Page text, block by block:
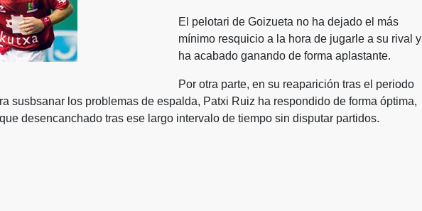
El pelotari de Goizueta no ha dejado el más
mínimo resquicio a la hora de jugarle a su rival y
ha acabado ganando de forma aplastante.
Por otra parte, en su reaparición tras el periodo
susbsanar los problemas de espalda, Patxi Ruiz ha respondido de forma óptima,
desencanchado tras ese largo intervalo de tiempo sin disputar partidos.